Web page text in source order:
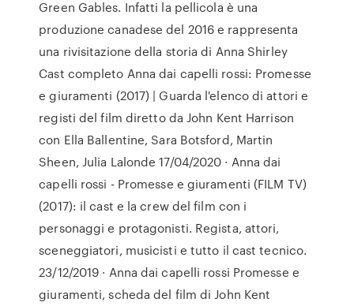
Green Gables. Infatti la pellicola è una
produzione canadese del 2016 e rappresenta
una rivisitazione della storia di Anna Shirley
Cast completo Anna dai capelli rossi: Promesse
e giuramenti (2017) | Guarda l'elenco di attori e
registi del film diretto da John Kent Harrison
con Ella Ballentine, Sara Botsford, Martin
Sheen, Julia Lalonde 17/04/2020 · Anna dai
capelli rossi - Promesse e giuramenti (FILM TV)
(2017): il cast e la crew del film con i
personaggi e protagonisti. Regista, attori,
sceneggiatori, musicisti e tutto il cast tecnico.
23/12/2019 · Anna dai capelli rossi Promesse e
giuramenti, scheda del film di John Kent